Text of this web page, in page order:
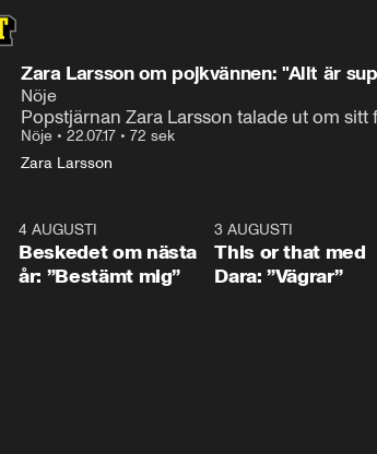
Zara Larsson om pojkvännen: "Allt är
Nöje
Popstjärnan Zara Larsson talade ut om
Nöje • 22.07.17 • 72 sek
Zara Larsson
1:04
0:24
4 AUGUSTI
Beskedet om nästa
år: ”Bestämt mig”
3 AUGUSTI
This or that med
Dara: ”Vägrar”